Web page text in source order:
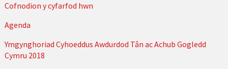
Cofnodion y cyfarfod hwn
Agenda
Ymgynghoriad Cyhoeddus Awdurdod Tân ac Achub Gogledd
Cymru 2018